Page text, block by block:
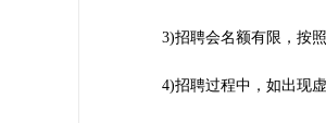
3)招聘会名额有限，按照
4)招聘过程中，如出现虚